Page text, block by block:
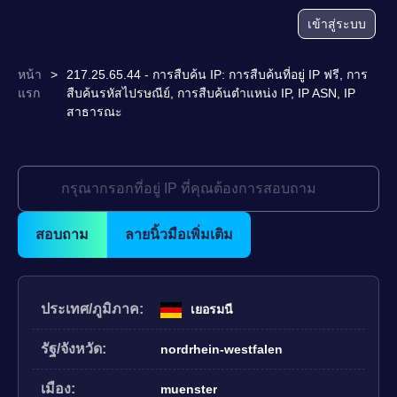
เข้าสู่ระบบ
หน้า
แรก
>
217.25.65.44 - การสืบค้น IP: การสืบค้นที่อยู่ IP ฟรี, การ
สืบค้นรหัสไปรษณีย์, การสืบค้นตำแหน่ง IP, IP ASN, IP
สาธารณะ
สอบถาม ลายนิ้วมือเพิ่มเติม
ประเทศ/ภูมิภาค: เยอรมนี
รัฐ/จังหวัด: nordrhein-westfalen
เมือง: muenster